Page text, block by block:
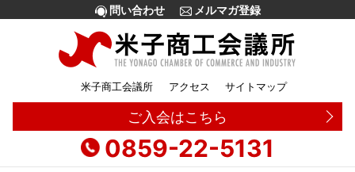
問い合わせ メルマガ登録
米子商工会議所 アクセス サイトマップ
ご入会はこちら
0859-22-5131